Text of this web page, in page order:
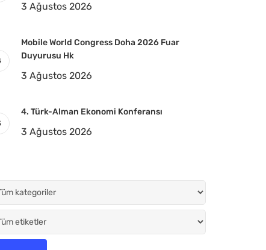
3 Ağustos 2026
Mobile World Congress Doha 2026 Fuar
Duyurusu Hk
3 Ağustos 2026
4. Türk-Alman Ekonomi Konferansı
3 Ağustos 2026